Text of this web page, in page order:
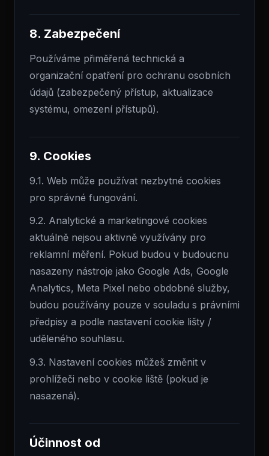
8. Zabezpečení
Používáme přiměřená technická a
organizační opatření pro ochranu osobních
údajů (zabezpečený přístup, aktualizace
systému, omezení přístupů).
9. Cookies
9.1. Web může používat nezbytné cookies
pro správné fungování.
9.2. Analytické a marketingové cookies
aktuálně nejsou aktivně využívány pro
reklamní měření. Pokud budou v budoucnu
nasazeny nástroje jako Google Ads, Google
Analytics, Meta Pixel nebo obdobné služby,
budou používány pouze v souladu s právními
předpisy a podle nastavení cookie lišty /
uděleného souhlasu.
9.3. Nastavení cookies můžeš změnit v
prohlížeči nebo v cookie liště (pokud je
nasazená).
Účinnost od